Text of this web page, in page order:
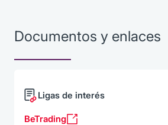
Documentos y enlaces
Ligas de interés
BeTrading